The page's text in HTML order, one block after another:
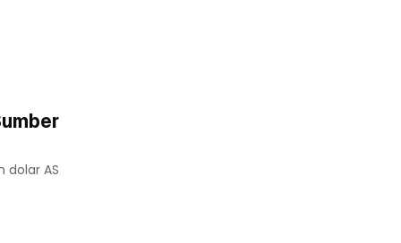
dolar AS